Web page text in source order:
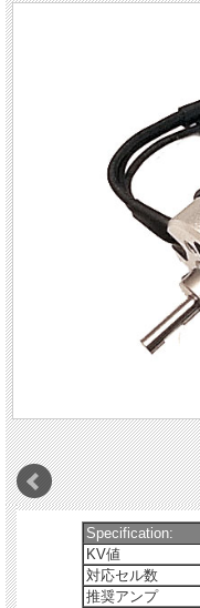
Specification:
KV値
対応セル数
推奨アンプ